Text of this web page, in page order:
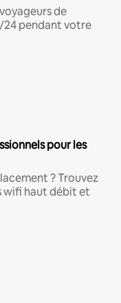
de
24 pendant votre
pour les
? Trouvez
wifi haut débit et